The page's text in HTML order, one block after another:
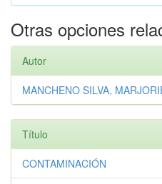
Otras opciones
Autor
MANCHENO SILVA,
Título
CONTAMINACIÓN